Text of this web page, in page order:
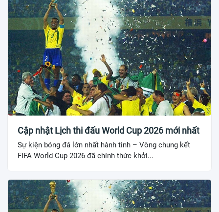
Cập nhật Lịch thi đấu World Cup 2026 mới nhất
Sự kiện bóng đá lớn nhất hành tinh – Vòng chung kết
FIFA World Cup 2026 đã chính thức khởi...